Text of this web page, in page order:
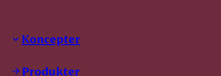
Koncepter
Dyrbar
Produkter